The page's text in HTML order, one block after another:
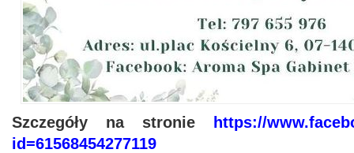
Szczegóły na stronie
https://
id=61568454277119